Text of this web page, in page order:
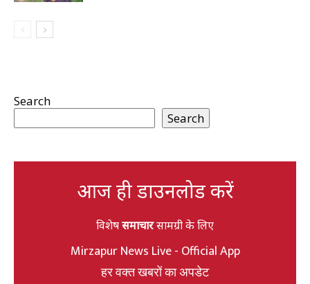
Search
Search
आज ही डाउनलोड करें
विशेषसमाचारसामग्री के लिए
Mirzapur News Live - Official App
हर वक्त खबरों का अपडेट